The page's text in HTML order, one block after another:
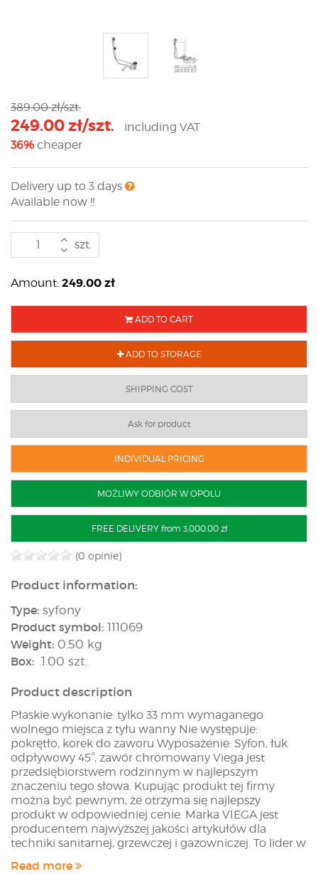
389.00 zł/szt.
249.00 zł/szt.
including VAT
36% cheaper
Delivery up to 3 days
Available now !!
szt.
Amount: 249.00zł
ADD TO CART
ADD TO STORAGE
SHIPPING COST
Ask for product
INDIVIDUAL PRICING
MOŻLIWY ODBIÓR W OPOLU
FREE DELIVERY from 3,000.00 zł
(0 opinie)
Product information:
Type: syfony
Product symbol: 111069
Weight: 0.50 kg
Box: 1.00 szt.
Product description
Płaskie wykonanie: tylko 33 mm wymaganego
wolnego miejsca z tyłu wanny Nie występuje:
pokrętło, korek do zaworu Wyposażenie: Syfon, łuk
odpływowy 45°, zawór chromowany Viega jest
przedsiębiorstwem rodzinnym w najlepszym
znaczeniu tego słowa. Kupując produkt tej firmy
można być pewnym, że otrzyma się najlepszy
produkt w odpowiedniej cenie. Marka VIEGA jest
producentem najwyższej jakości artykułów dla
techniki sanitarnej, grzewczej i gazowniczej. To lider w
Read more